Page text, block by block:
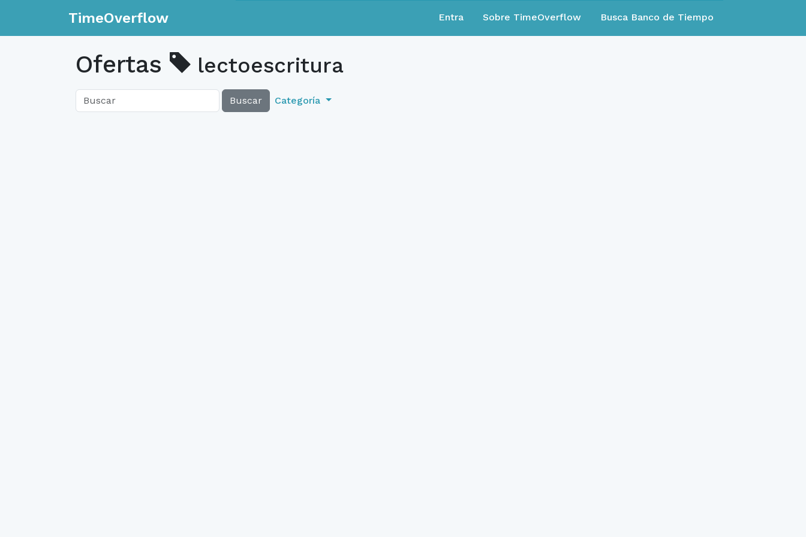
TimeOverflow Entra Sobre TimeOverflow Busca Banco de Tiempo
Ofertas lectoescritura
Buscar Categoría